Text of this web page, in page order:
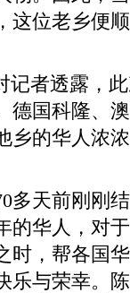
这位老乡便
者透露，此
德国科隆、
乡的华人浓
天前刚刚结
的华人，对
时，帮各国
乐与荣幸。